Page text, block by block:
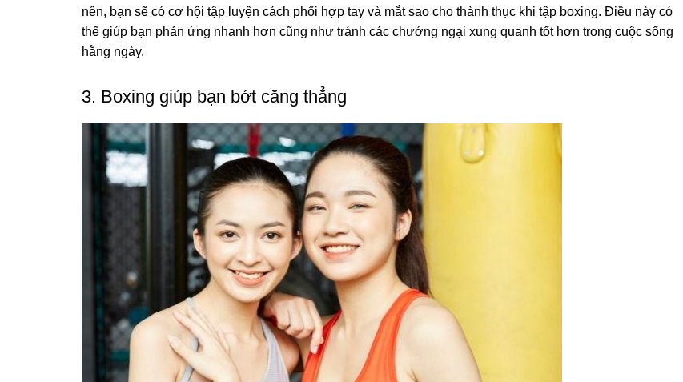
nên, bạn sẽ có cơ hội tập luyện cách phối hợp tay và mắt sao cho thành thục khi tập boxing. Điều này có
thể giúp bạn phản ứng nhanh hơn cũng như tránh các chướng ngại xung quanh tốt hơn trong cuộc sống
hằng ngày.
3. Boxing giúp bạn bớt căng thẳng